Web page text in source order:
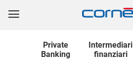
Private
Banking
Intermediari
finanziari